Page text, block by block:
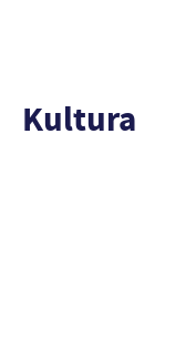
Kultura